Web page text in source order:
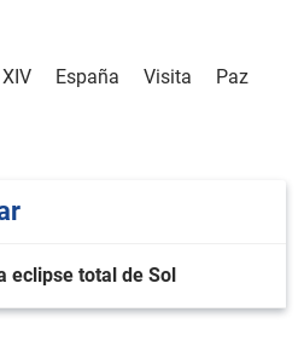
España Visita
Paz
eclipse total de Sol